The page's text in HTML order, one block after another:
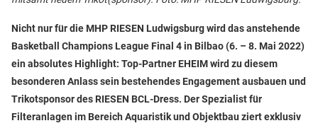
Nicht nur für die MHP RIESEN Ludwigsburg wird das anstehende
Basketball Champions League Final 4 in Bilbao (6. – 8. Mai 2022)
ein absolutes Highlight: Top-Partner EHEIM wird zu diesem
besonderen Anlass sein bestehendes Engagement ausbauen und
Trikotsponsor des RIESEN BCL-Dress. Der Spezialist für
Filteranlagen im Bereich Aquaristik und Objektbau ziert exklusiv